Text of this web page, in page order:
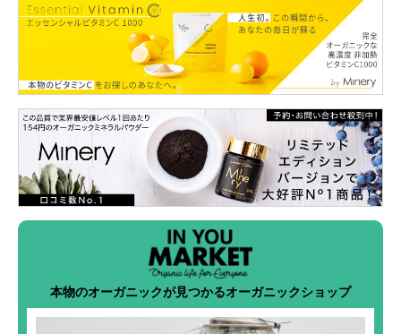
本物のオーガニックが見つかるオーガニックショップ